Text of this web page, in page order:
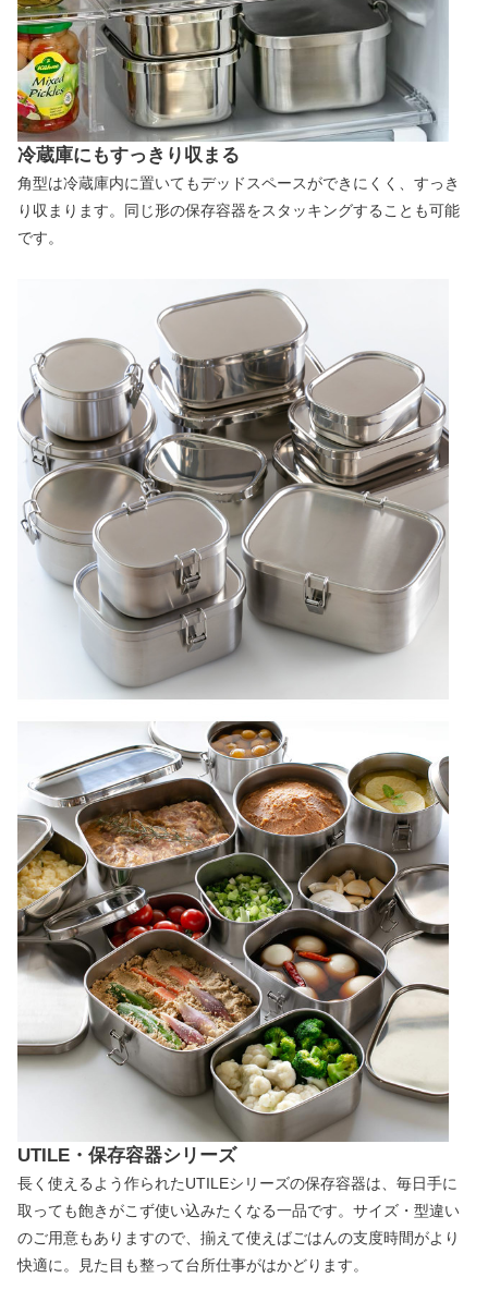
冷蔵庫にもすっきり収まる
角型は冷蔵庫内に置いてもデッドスペースができにくく、すっき
り収まります。同じ形の保存容器をスタッキングすることも可能
です。
UTILE・保存容器シリーズ
長く使えるよう作られたUTILEシリーズの保存容器は、毎日手に
取っても飽きがこず使い込みたくなる一品です。サイズ・型違い
のご用意もありますので、揃えて使えばごはんの支度時間がより
快適に。見た目も整って台所仕事がはかどります。